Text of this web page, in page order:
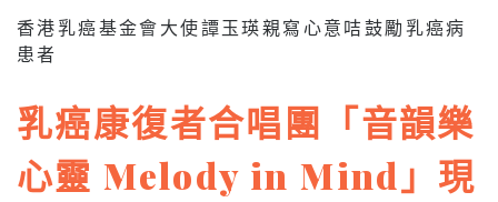
香港乳癌基金會大使譚玉瑛親寫心意咭鼓勵乳癌病
患者
乳癌康復者合唱團「音韻樂
心靈 Melody in Mind」現